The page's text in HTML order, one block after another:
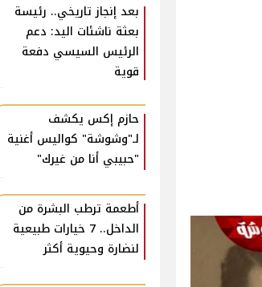
بعد إنجاز تاريخي.. رئيسة
بعثة ناشئات اليد: دعم
الرئيس السيسي دفعة
قوية
حازم إكس يكشف
لـ"وشوشة" كواليس أغنية
"حبيبي أنا من غيرك"
أطعمة ترطب البشرة من
الداخل.. 7 خيارات طبيعية
لنضارة وحيوية أكثر